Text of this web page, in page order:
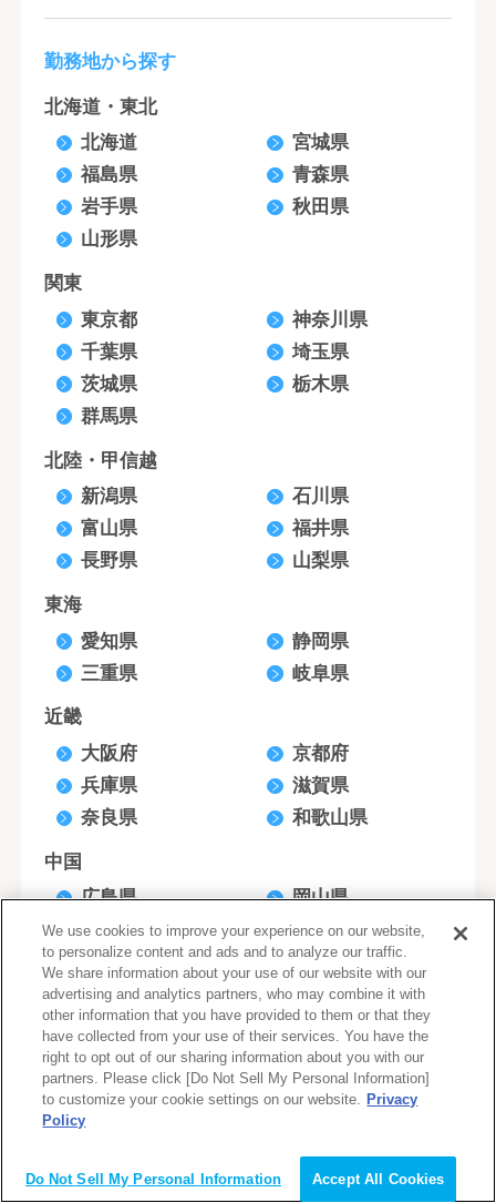
勤務地から探す
北海道・東北
北海道
宮城県
福島県
青森県
岩手県
秋田県
山形県
関東
東京都
神奈川県
千葉県
埼玉県
茨城県
栃木県
群馬県
北陸・甲信越
新潟県
石川県
富山県
福井県
長野県
山梨県
東海
愛知県
静岡県
三重県
岐阜県
近畿
大阪府
京都府
兵庫県
滋賀県
奈良県
和歌山県
中国
広島県
岡山県
山口県
鳥取県
島根県
四国
香川県
愛媛県
徳島県
高知県
九州/沖縄
長崎県
熊本県
鹿児島県
We use cookies to improve your experience on our website,
to personalize content and ads and to analyze our traffic.
We share information about your use of our website with our
advertising and analytics partners, who may combine it with
other information that you have provided to them or that they
have collected from your use of their services. You have the
right to opt out of our sharing information about you with our
partners. Please click [Do Not Sell My Personal Information]
to customize your cookie settings on our website. Privacy
Policy
Do Not Sell My Personal Information Accept All Cookies